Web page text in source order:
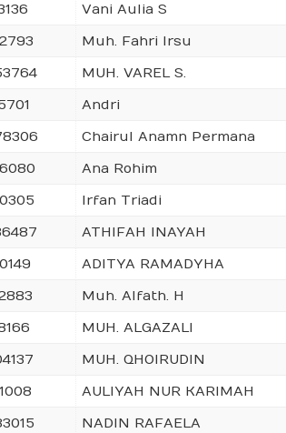
Vani Aulia S
Muh. Fahri Irsu
MUH. VAREL S.
Andri
Chairul Anamn Permana
Ana Rohim
Irfan Triadi
ATHIFAH INAYAH
ADITYA RAMADYHA
Muh. Alfath. H
MUH. ALGAZALI
MUH. QHOIRUDIN
AULIYAH NUR KARIMAH
NADIN RAFAELA